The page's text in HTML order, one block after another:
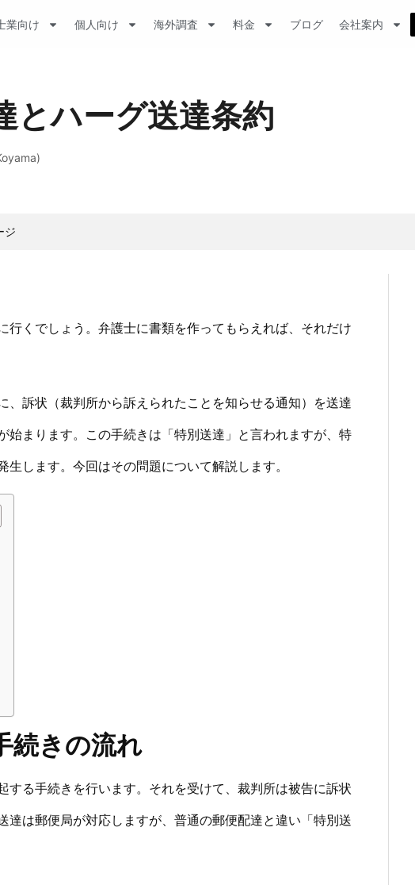
業向け 個人向け 海外調査 料金 ブログ 会社案内
とハーグ送達条約
ジ
行くでしょう。弁護士に書類を作ってもらえれば、それだけ
、訴状（裁判所から訴えられたことを知らせる通知）を送達
始まります。この手続きは「特別送達」と言われますが、特
します。今回はその問題について解説します。
続きの流れ
する手続きを行います。それを受けて、裁判所は被告に訴状
達は郵便局が対応しますが、普通の郵便配達と違い「特別送